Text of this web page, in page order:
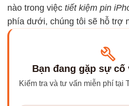
nào trong việc tiết kiệm pin
phía dưới, chúng tôi sẽ hỗ trợ
Bạn đang gặp sự
Kiểm tra và tư vấn miễn phí tại